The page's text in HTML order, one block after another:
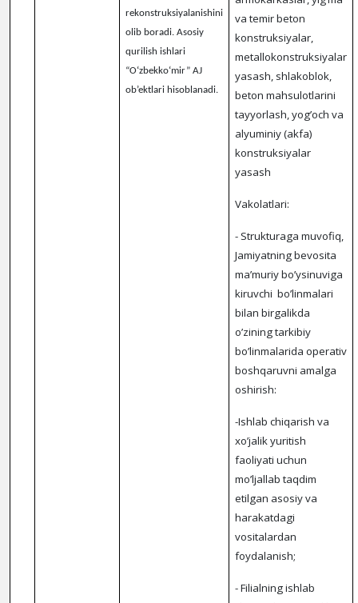
rekonstruksiyalanishini
olib boradi. Asosiy
qurilish ishlari
“O‘zbekko‘mir” AJ
ob’ektlari hisoblanadi.
va temir beton
konstruksiyalar,
metallokonstruksiyalar
yasash, shlakoblok,
beton mahsulotlarini
tayyorlash, yog’och va
alyuminiy (akfa)
konstruksiyalar
yasash
Vakolatlari:
- Strukturaga muvofiq,
Jamiyatning bevosita
ma’muriy bo’ysinuviga
kiruvchi bo’linmalari
bilan birgalikda
o’zining tarkibiy
bo’linmalarida operativ
boshqaruvni amalga
oshirish:
-Ishlab chiqarish va
xo’jalik yuritish
faoliyati uchun
mo’ljallab taqdim
etilgan asosiy va
harakatdagi
vositalardan
foydalanish;
- Filialning ishlab